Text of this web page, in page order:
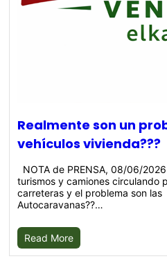
Realmente son un
vehículos vivienda???
NOTA de PRENSA, 08/06/
turismos y camiones circulando
carreteras y el problema son las
Autocaravanas??…
Read More